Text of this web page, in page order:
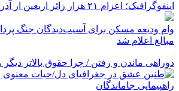
اینفوگرافیک؛ اعزام ۲۱ هزار زائر اربعین از آذربایجان‌شرقی
وام ودیعه مسکن برای آسیب‌دیدگان جنگ
مبالغ اعلام شد
دوراهی ماندن و رفتن / چرا حقوق بالاتر